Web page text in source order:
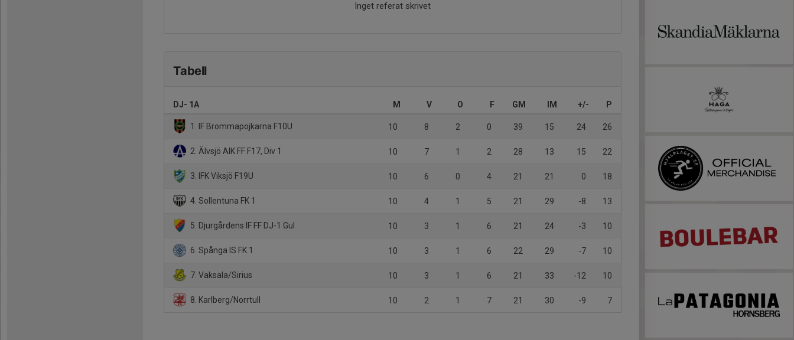
Inget referat skrivet
Tabell
DJ- 1A M V O F GM IM +/- P
1. IF Brommapojkarna F10U 10 8 2 0 39 15 24 26
2. Älvsjö AIK FF F17, Div 1 10 7 1 2 28 13 15 22
3. IFK Viksjö F19U 10 6 0 4 21 21 0 18
4. Sollentuna FK 1 10 4 1 5 21 29 -8 13
5. Djurgårdens IF FF DJ-1 Gul 10 3 1 6 21 24 -3 10
6. Spånga IS FK 1 10 3 1 6 22 29 -7 10
7. Vaksala/Sirius 10 3 1 6 21 33 -12 10
8. Karlberg/Norrtull 10 2 1 7 21 30 -9 7